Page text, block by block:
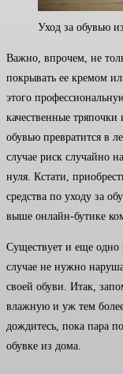
Уход за обувью
Важно, впрочем, не
покрывать ее кремом
этого
качественные
обувью превратится в
случае риск случайно
нуля. Кстати,
средства по уходу за
выше онлайн-бутике
Существует и еще одно
случае не нужно
своей обуви. Итак,
влажную и уж тем
дождитесь, пока пара
обувке из дома.